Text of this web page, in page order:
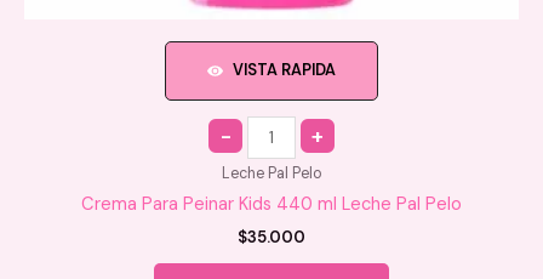
VISTA RAPIDA
Quantity
Leche Pal Pelo
Crema Para Peinar Kids 440 ml Leche Pal Pelo
$35.000